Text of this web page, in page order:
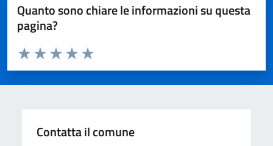
Quanto sono chiare le informazioni su questa
pagina?
Valuta da 1 a 5 stelle la pagina
Valuta 5 stelle su 5
Valuta 4 stelle su 5
Valuta 3 stelle su 5
Valuta 2 stelle su 5
Valuta 1 stelle su 5
Contatta il comune